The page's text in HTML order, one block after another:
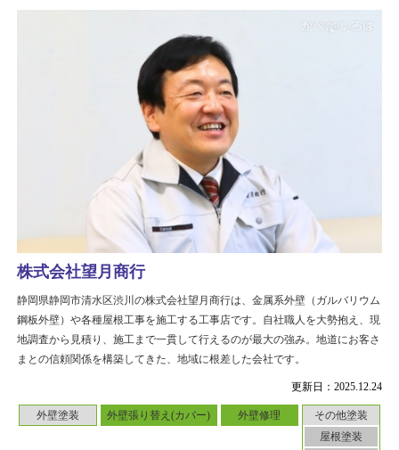
更新日：2025.12.24
外壁塗装 外壁張り替え(カバー) 外壁修理
その他塗装
屋根塗装
株式会社望月商行
静岡県静岡市清水区渋川の株式会社望月商行は、金属系外壁（ガルバリウム
鋼板外壁）や各種屋根工事を施工する工事店です。自社職人を大勢抱え、現
地調査から見積り、施工まで一貫して行えるのが最大の強み。地道にお客さ
まとの信頼関係を構築してきた、地域に根差した会社です。